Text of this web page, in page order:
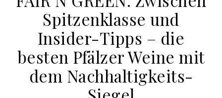
Spitzenklasse und
Insider-Tipps – die
besten Pfälzer Weine mit
dem Nachhaltigkeits-